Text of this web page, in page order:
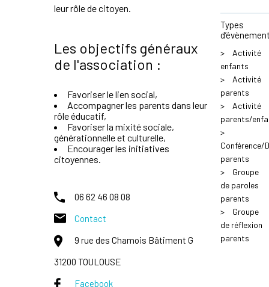
leur rôle de citoyen.
Les objectifs généraux
de l'association :
Favoriser le lien social,
Accompagner les parents dans leur
rôle éducatif,
Favoriser la mixité sociale,
générationnelle et culturelle,
Encourager les initiatives
citoyennes.
06 62 46 08 08
Contact
9 rue des Chamois Bâtiment G
31200 TOULOUSE
Facebook
Types
>
Activité
enfants
>
Activité
parents
>
Activité
parents/
>
Conférence/
parents
>
Groupe
de paroles
parents
>
Groupe
de réflexion
parents